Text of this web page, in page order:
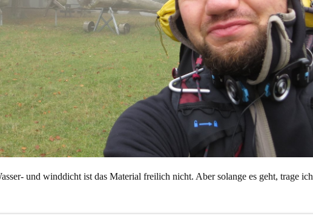
und winddicht ist das Material freilich nicht. Aber solange es geht, trage ich